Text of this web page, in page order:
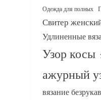
Одежда для полных
Свитер
Удлиненные
Узор косы
ажурный
вязание